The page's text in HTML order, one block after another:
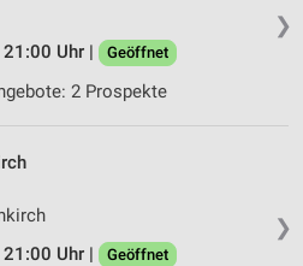
❯
Uhr |
Geöffnet
2 Prospekte
❯
Uhr |
Geöffnet